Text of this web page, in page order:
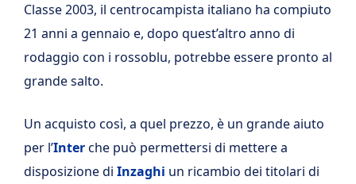
Classe 2003, il centrocampista italiano ha compiuto
21 anni a gennaio e, dopo quest’altro anno di
rodaggio con i rossoblu, potrebbe essere pronto al
grande salto.
Un acquisto così, a quel prezzo, è un grande aiuto
per l’Interche può permettersi di mettere a
disposizione di Inzaghi un ricambio dei titolari di